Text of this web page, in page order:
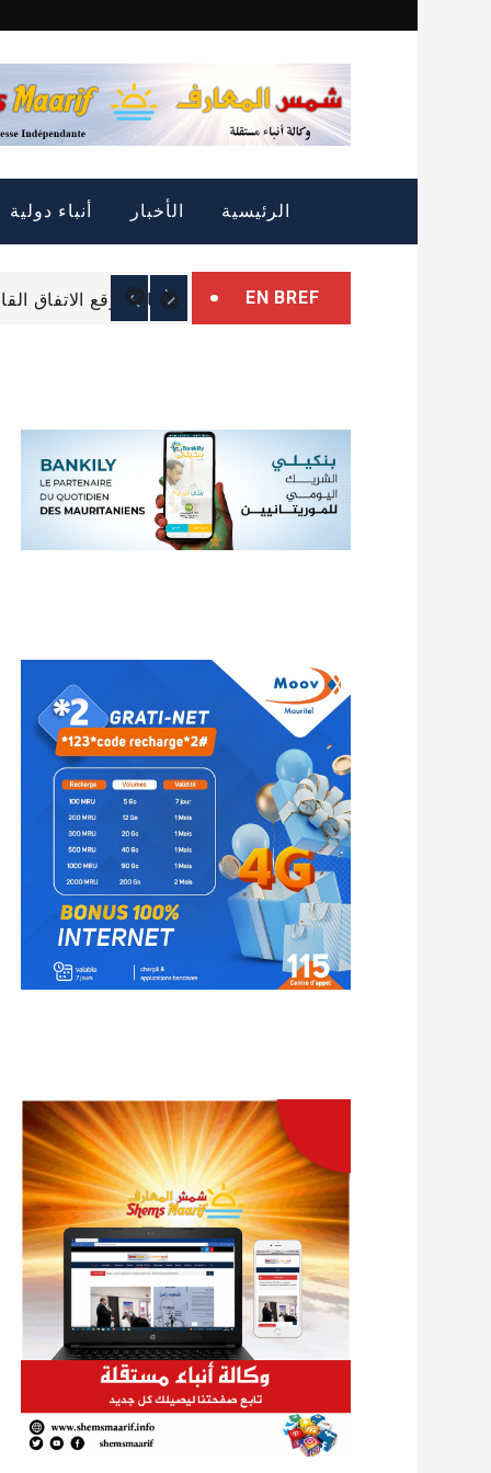
content
الرئيسية الأخبار أنباء دولية
EN BREF
الرئيس غزواني يتوجه
موريتانيا: خطوات
الرباط توقع الاتفاق